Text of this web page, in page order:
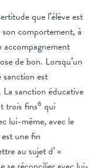
que l’élève est
son comportement, à
accompagnement
de bon. Lorsqu’un
sanction est
La sanction éducative
trois fins6 qui
lui-même, avec le
une fin
au sujet d’ «